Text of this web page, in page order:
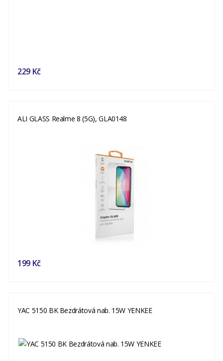
229 Kč
ALI GLASS Realme 8 (5G), GLA0148
199 Kč
YAC 5150 BK Bezdrátová nab. 15W YENKEE